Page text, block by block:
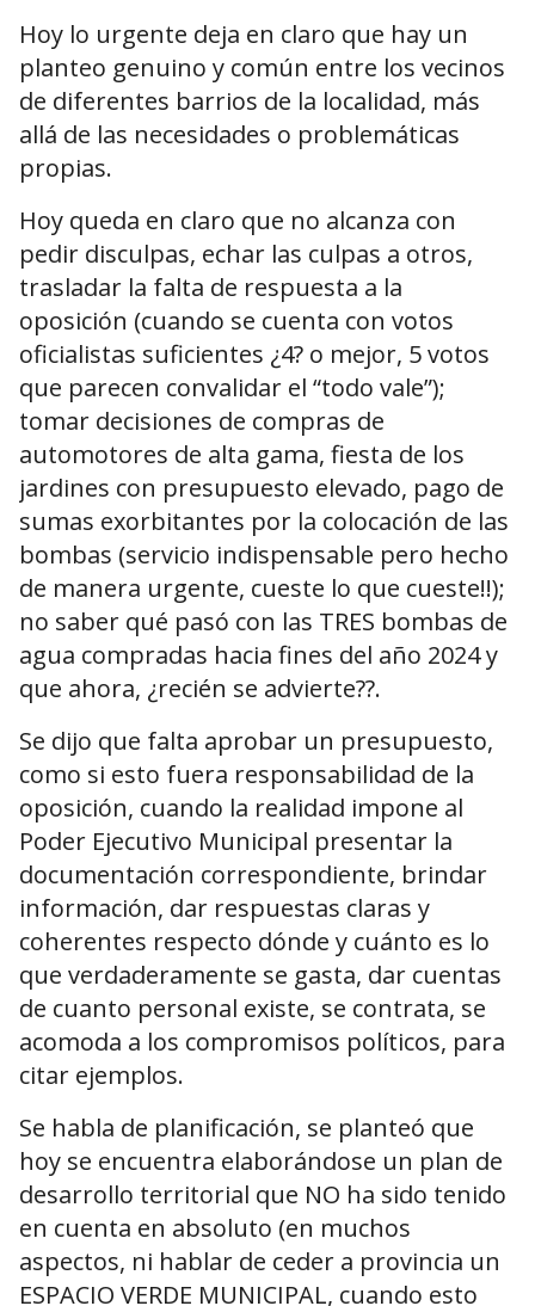
Hoy lo urgente deja en claro que hay un
planteo genuino y común entre los vecinos
de diferentes barrios de la localidad, más
allá de las necesidades o problemáticas
propias.
Hoy queda en claro que no alcanza con
pedir disculpas, echar las culpas a otros,
trasladar la falta de respuesta a la
oposición (cuando se cuenta con votos
oficialistas suficientes ¿4? o mejor, 5 votos
que parecen convalidar el “todo vale”);
tomar decisiones de compras de
automotores de alta gama, fiesta de los
jardines con presupuesto elevado, pago de
sumas exorbitantes por la colocación de las
bombas (servicio indispensable pero hecho
de manera urgente, cueste lo que cueste!!);
no saber qué pasó con las TRES bombas de
agua compradas hacia fines del año 2024 y
que ahora, ¿recién se advierte??.
Se dijo que falta aprobar un presupuesto,
como si esto fuera responsabilidad de la
oposición, cuando la realidad impone al
Poder Ejecutivo Municipal presentar la
documentación correspondiente, brindar
información, dar respuestas claras y
coherentes respecto dónde y cuánto es lo
que verdaderamente se gasta, dar cuentas
de cuanto personal existe, se contrata, se
acomoda a los compromisos políticos, para
citar ejemplos.
Se habla de planificación, se planteó que
hoy se encuentra elaborándose un plan de
desarrollo territorial que NO ha sido tenido
en cuenta en absoluto (en muchos
aspectos, ni hablar de ceder a provincia un
ESPACIO VERDE MUNICIPAL, cuando esto